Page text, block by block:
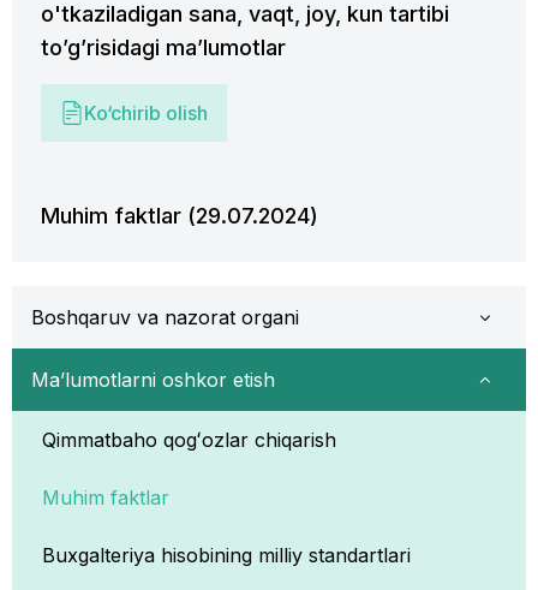
o'tkaziladigan sana, vaqt, joy, kun tartibi
to’g’risidagi ma’lumotlar
Ko‘chirib olish
Muhim faktlar (29.07.2024)
Boshqaruv va nazorat organi
Ma’lumotlarni oshkor etish
Qimmatbaho qogʻozlar chiqarish
Muhim faktlar
Buxgalteriya hisobining milliy standartlari